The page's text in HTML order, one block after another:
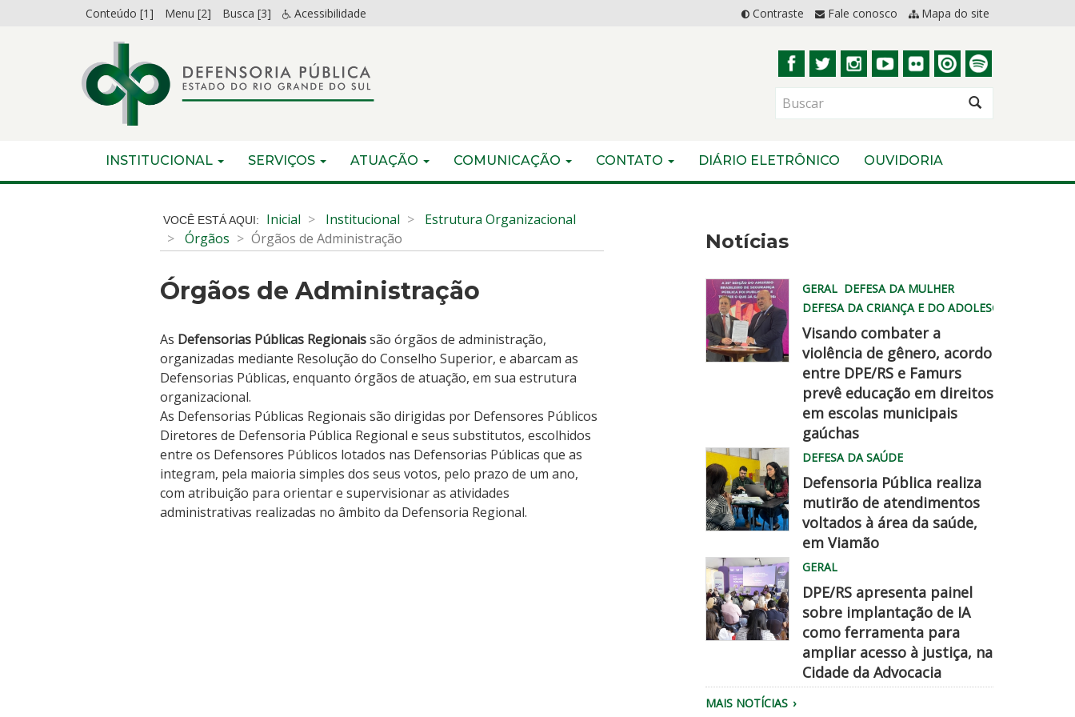
para
Conteúdo [1] Menu [2] Busca [3] Acessibilidade Contraste Fale conosco Mapa do site
BUSCAR
do
menu
INICIAL
INSTITUCIONAL SERVIÇOS ATUAÇÃO COMUNICAÇÃO CONTATO DIÁRIO ELETRÔNICO OUVIDORIA
Inicial Institucional
Estrutura Organizacional
Órgãos
Órgãos de Administração
Órgãos de Administração
As Defensorias Públicas Regionais são órgãos de administração,
organizadas mediante Resolução do Conselho Superior, e abarcam as
Defensorias Públicas, enquanto órgãos de atuação, em sua estrutura
organizacional.
As Defensorias Públicas Regionais são dirigidas por Defensores Públicos
Diretores de Defensoria Pública Regional e seus substitutos, escolhidos
entre os Defensores Públicos lotados nas Defensorias Públicas que as
integram, pela maioria simples dos seus votos, pelo prazo de um ano,
com atribuição para orientar e supervisionar as atividades
administrativas realizadas no âmbito da Defensoria Regional.
Notícias
GERAL DEFESA DA MULHER
DEFESA DA CRIANÇA E DO ADOLESCENTE
Visando combater a
violência de gênero, acordo
entre DPE/RS e Famurs
prevê educação em direitos
em escolas municipais
gaúchas
Equipe
da
Defensoria
realiza
atendimento.
DEFESA DA SAÚDE
Defensoria Pública realiza
mutirão de atendimentos
voltados à área da saúde,
em Viamão
reunido
no
GERAL
DPE/RS apresenta painel
sobre implantação de IA
como ferramenta para
ampliar acesso à justiça, na
Cidade da Advocacia
MAIS NOTÍCIAS